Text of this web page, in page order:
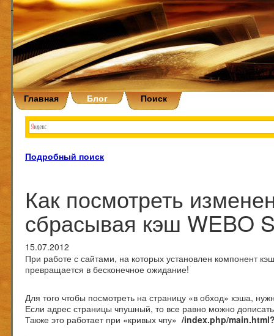
Главная Блог Поиск
Подробный поиск
Как посмотреть
сбрасывая кэш WEBO
15.07.2012
При работе с сайтами, на которых установлен компонент
превращается в бесконечное ожидание!
Для того чтобы посмотреть на страницу «в обход» кэша,
Если адрес страницы чпушный, то все равно можно
Также это работает при «кривых чпу» /index.php/